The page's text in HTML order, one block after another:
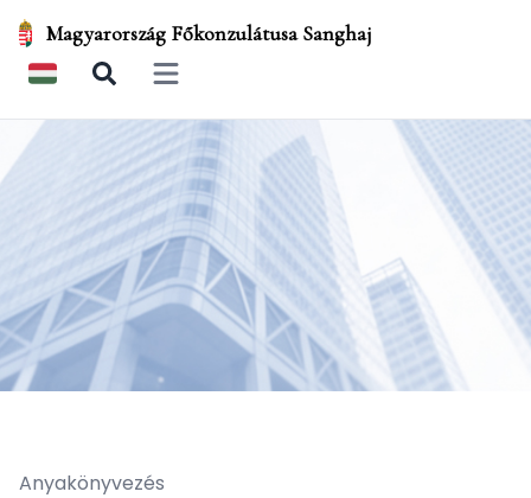
Magyarország Főkonzulátusa Sanghaj
Open main menu
Anyakönyvezés